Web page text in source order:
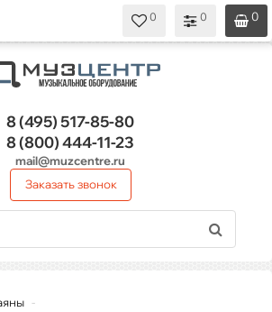
0
0
0
8 (495)517-85-80
8 (800)444-11-23
mail@muzcentre.ru
Заказать звонок